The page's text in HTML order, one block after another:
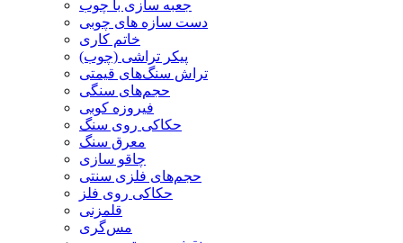
جعبه سازی با چوب
دست سازه های چوبی
خاتم کاری
پیکر تراشی (چوب)
تراش سنگ‌های قیمتی
حجم‌های سنگی
فیروزه کوبی
حکاکی روی سنگ
معرق سنگ
چاقو سازی
حجم‌های فلزی سنتی
حکاکی روی فلز
قلمزنی
مس‌گری